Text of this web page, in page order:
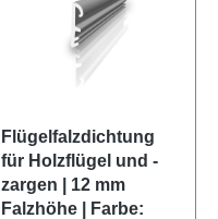
Flügelfalzdichtung
für Holzflügel und -
zargen | 12 mm
Falzhöhe | Farbe: